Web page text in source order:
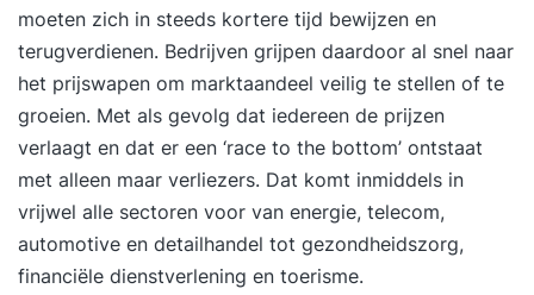
moeten zich in steeds kortere tijd bewijzen en
terugverdienen. Bedrijven grijpen daardoor al snel naar
het prijswapen om marktaandeel veilig te stellen of te
groeien. Met als gevolg dat iedereen de prijzen
verlaagt en dat er een ‘race to the bottom’ ontstaat
met alleen maar verliezers. Dat komt inmiddels in
vrijwel alle sectoren voor van energie, telecom,
automotive en detailhandel tot gezondheidszorg,
financiële dienstverlening en toerisme.